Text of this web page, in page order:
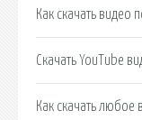
Как скачать видео
Скачать YouTube
Как скачать любое